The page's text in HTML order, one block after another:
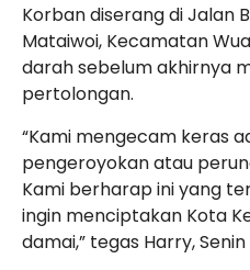
Korban diserang di Jalan
Mataiwoi, Kecamatan
darah sebelum akhirnya
pertolongan.
“Kami mengecam keras
pengeroyokan atau
Kami berharap ini yang
ingin menciptakan Kota
damai,” tegas Harry,